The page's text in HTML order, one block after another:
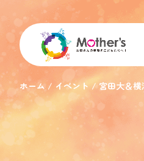
ホーム イベント 宮田大＆